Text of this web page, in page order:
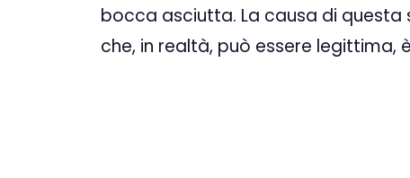
bocca asciutta. La causa di questa
che, in realtà, può essere legittima, è